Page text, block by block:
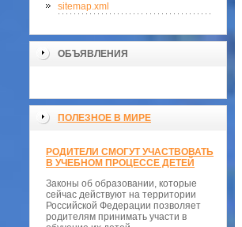
sitemap.xml
ОБЪЯВЛЕНИЯ
ПОЛЕЗНОЕ В МИРЕ
РОДИТЕЛИ СМОГУТ УЧАСТВОВАТЬ
В УЧЕБНОМ ПРОЦЕССЕ ДЕТЕЙ
Законы об образовании, которые
сейчас действуют на территории
Российской Федерации позволяет
родителям принимать участи в